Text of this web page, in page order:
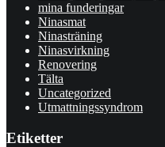
mina funderingar
Ninasmat
Ninasträning
Ninasvirkning
Renovering
Tälta
Uncategorized
Utmattningssyndrom
Etiketter